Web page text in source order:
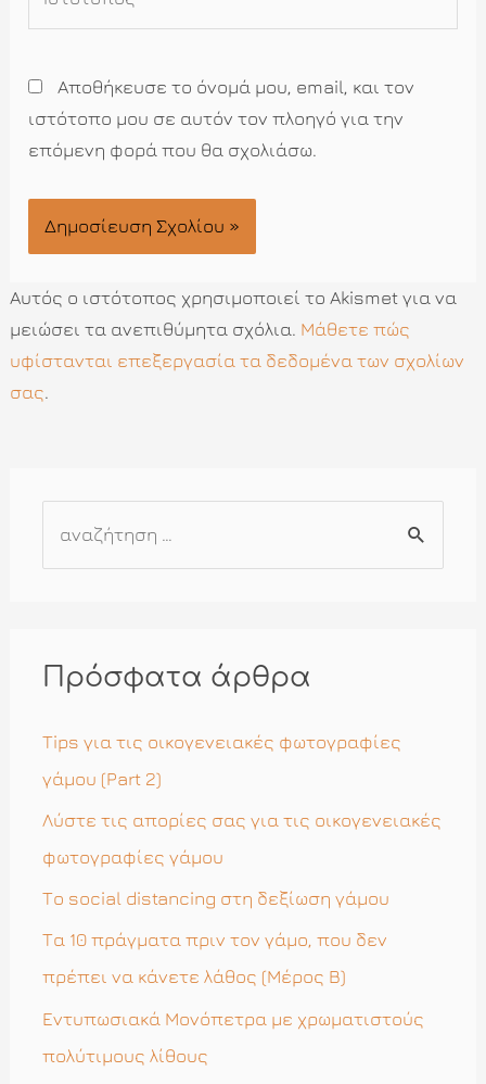
Αποθήκευσε το όνομά μου, email, και τον
ιστότοπο μου σε αυτόν τον πλοηγό για την
επόμενη φορά που θα σχολιάσω.
Αυτός ο ιστότοπος χρησιμοποιεί το Akismet για να
μειώσει τα ανεπιθύμητα σχόλια. Μάθετε πώς
υφίστανται επεξεργασία τα δεδομένα των σχολίων
σας.
ή
η
σ
η
γ
Πρόσφατα άρθρα
Tips για τις οικογενειακές φωτογραφίες
γάμου (Part 2)
Λύστε τις απορίες σας για τις οικογενειακές
φωτογραφίες γάμου
Το social distancing στη δεξίωση γάμου
Τα 10 πράγματα πριν τον γάμο, που δεν
πρέπει να κάνετε λάθος (Μέρος Β)
Εντυπωσιακά Μονόπετρα με χρωματιστούς
πολύτιμους λίθους